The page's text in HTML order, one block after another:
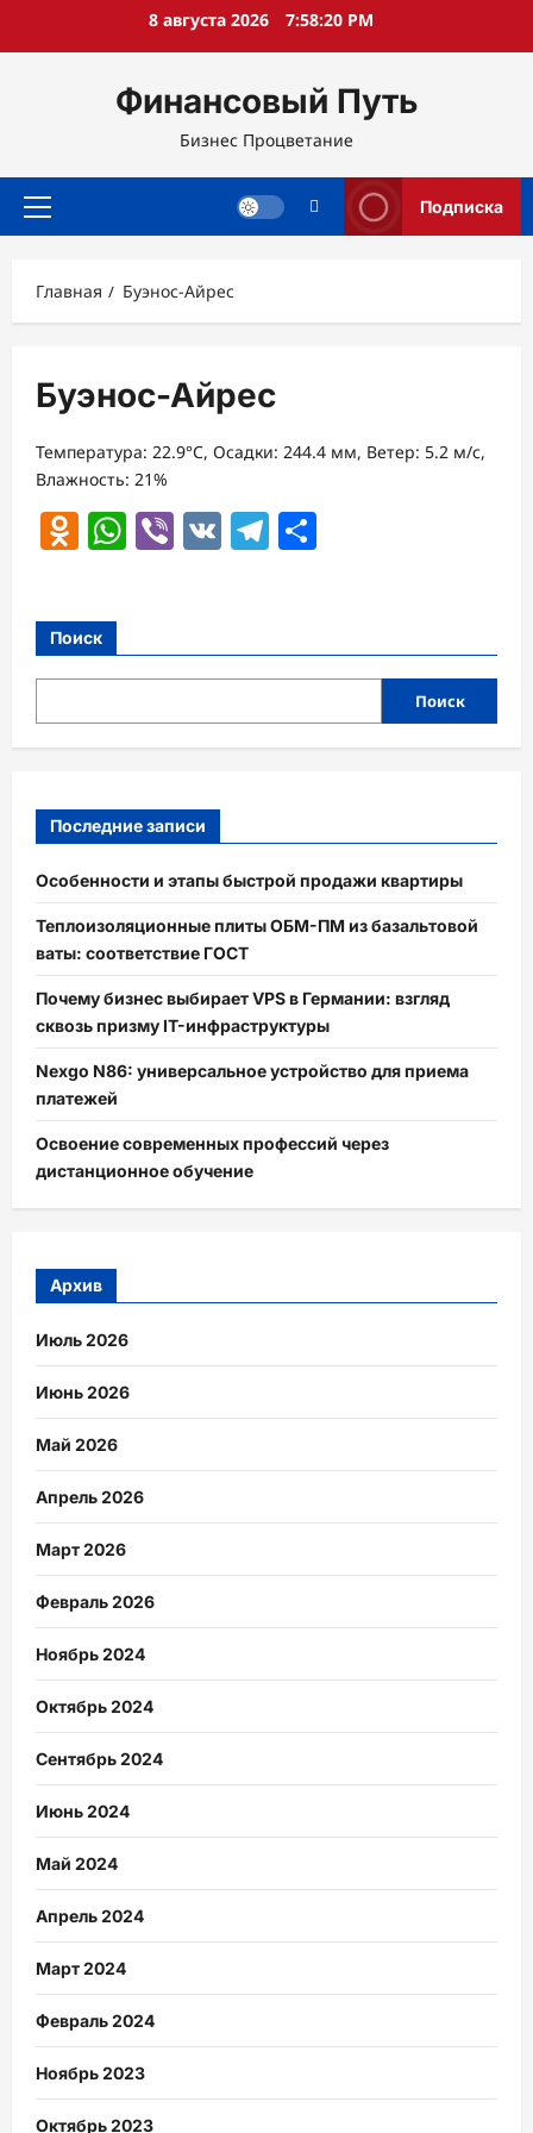
8 августа 2026 7:58:21 PM
Финансовый Путь
Бизнес Процветание
Основное
Подписка
Главная Буэнос-Айрес
Буэнос-Айрес
Температура: 22.9°C, Осадки: 244.4 мм, Ветер: 5.2 м/с,
Влажность: 21%
Odnoklassniki
WhatsApp
Viber
VK Telegram
Поиск
Поиск
Последние записи
Особенности и этапы быстрой продажи квартиры
Теплоизоляционные плиты ОБМ-ПМ из базальтовой
ваты: соответствие ГОСТ
Почему бизнес выбирает VPS в Германии: взгляд
сквозь призму IT-инфраструктуры
Nexgo N86: универсальное устройство для приема
платежей
Освоение современных профессий через
дистанционное обучение
Архив
Июль 2026
Июнь 2026
Май 2026
Апрель 2026
Март 2026
Февраль 2026
Ноябрь 2024
Октябрь 2024
Сентябрь 2024
Июнь 2024
Май 2024
Апрель 2024
Март 2024
Февраль 2024
Ноябрь 2023
Октябрь 2023